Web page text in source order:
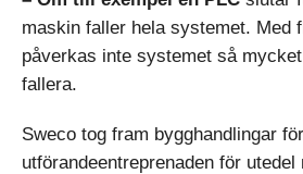
maskin faller hela systemet. Med
påverkas inte systemet så
fallera.
Sweco tog fram bygghandlingar för
utförandeentreprenaden för